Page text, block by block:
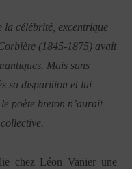
la célébrité, excentrique
(1845-1875) avait
Mais sans
sa disparition et lui
poète breton n’aurait
chez Léon Vanier une